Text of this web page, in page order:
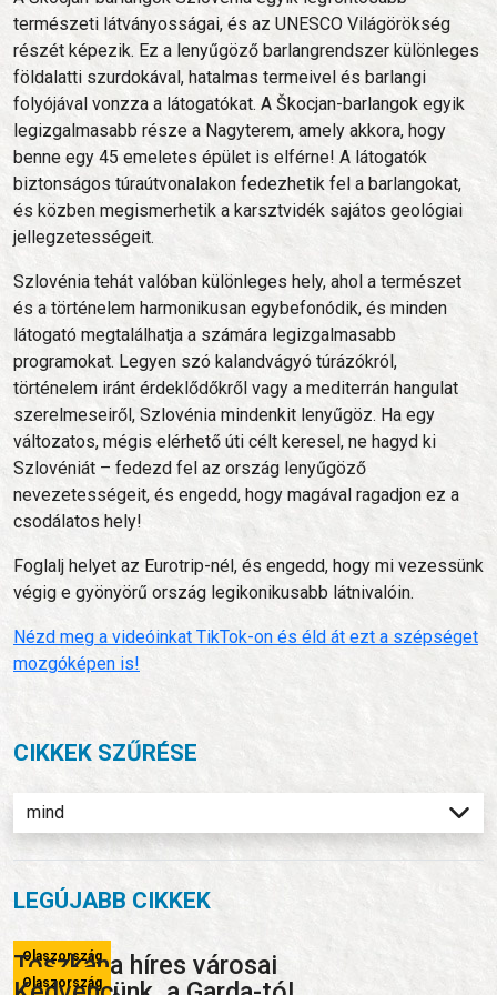
természeti látványosságai, és az UNESCO Világörökség
részét képezik. Ez a lenyűgöző barlangrendszer különleges
földalatti szurdokával, hatalmas termeivel és barlangi
folyójával vonzza a látogatókat. A Škocjan-barlangok egyik
legizgalmasabb része a Nagyterem, amely akkora, hogy
benne egy 45 emeletes épület is elférne! A látogatók
biztonságos túraútvonalakon fedezhetik fel a barlangokat,
és közben megismerhetik a karsztvidék sajátos geológiai
jellegzetességeit.
Szlovénia tehát valóban különleges hely, ahol a természet
és a történelem harmonikusan egybefonódik, és minden
látogató megtalálhatja a számára legizgalmasabb
programokat. Legyen szó kalandvágyó túrázókról,
történelem iránt érdeklődőkről vagy a mediterrán hangulat
szerelmeseiről, Szlovénia mindenkit lenyűgöz. Ha egy
változatos, mégis elérhető úti célt keresel, ne hagyd ki
Szlovéniát – fedezd fel az ország lenyűgöző
nevezetességeit, és engedd, hogy magával ragadjon ez a
csodálatos hely!
Foglalj helyet az Eurotrip-nél, és engedd, hogy mi vezessünk
végig e gyönyörű ország legikonikusabb látnivalóin.
Nézd meg a videóinkat TikTok-on és éld át ezt a szépséget
mozgóképen is!
CIKKEK SZŰRÉSE
LEGÚJABB CIKKEK
Olaszország
Toszkána híres városai
Olaszország